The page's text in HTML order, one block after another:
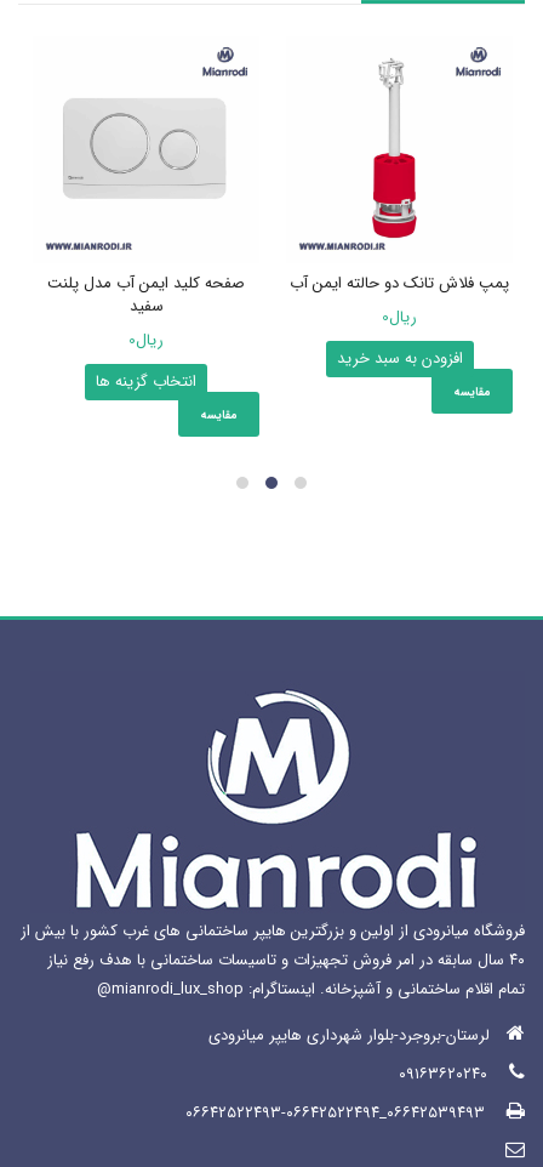
پمپ فلاش تانک دو حالته ایمن آب
ریال0
افزودن به سبد خرید
مقایسه
صفحه کلید ایمن آب مدل پلنت
سفید
ریال0
انتخاب گزینه ها
محصول
مقایسه
فروشگاه میانرودی از اولین و بزرگترین هایپر ساختمانی های غرب کشور با بیش از
۴۰ سال سابقه در امر فروش تجهیزات و تاسیسات ساختمانی با هدف رفع نیاز
تمام اقلام ساختمانی و آشپزخانه. اینستاگرام: mianrodi_lux_shop@
لرستان-بروجرد-بلوار شهرداری هایپر میانرودی